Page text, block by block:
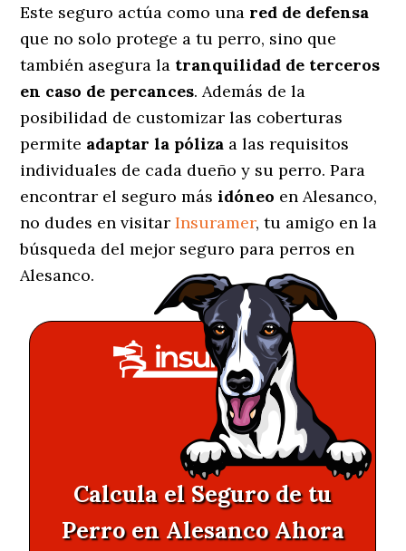
Este seguro actúa como una red de defensa
que no solo protege a tu perro, sino que
también asegura la tranquilidad de terceros
en caso de percances. Además de la
posibilidad de customizar las coberturas
permite adaptar la póliza a las requisitos
individuales de cada dueño y su perro. Para
encontrar el seguro másidóneo en Alesanco,
no dudes en visitarInsuramer, tu amigo en la
búsqueda del mejor seguro para perros en
Alesanco.
Calcula el Seguro de tu
Perro en Alesanco Ahora